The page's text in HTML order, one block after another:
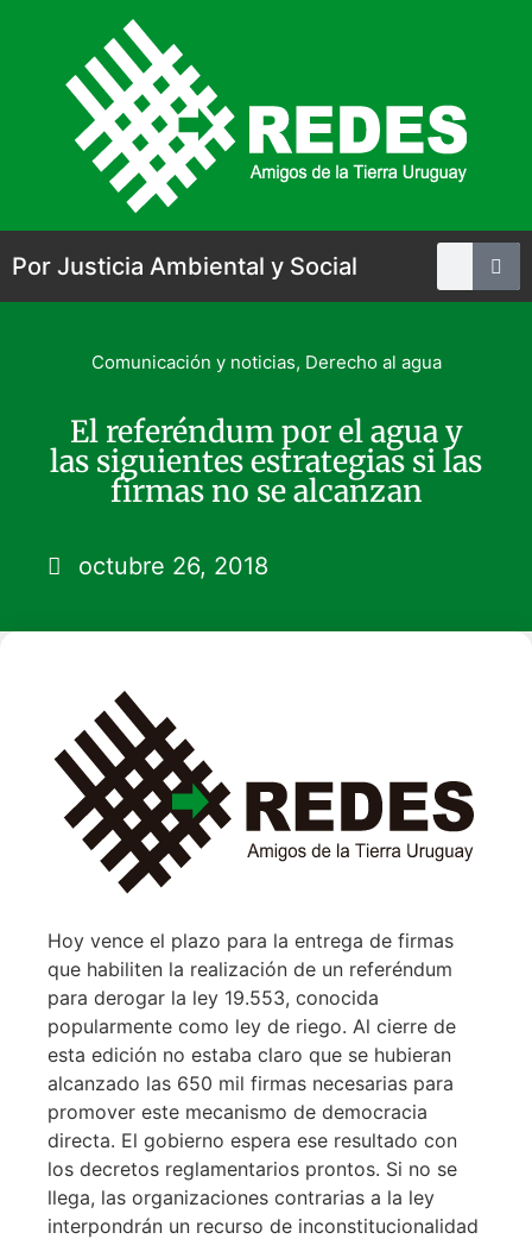
Por Justicia Ambiental y Social
Comunicación y noticias, Derecho al agua
El referéndum por el agua y
las siguientes estrategias si las
firmas no se alcanzan
octubre 26, 2018
Hoy vence el plazo para la entrega de firmas
que habiliten la realización de un referéndum
para derogar la ley 19.553, conocida
popularmente como ley de riego. Al cierre de
esta edición no estaba claro que se hubieran
alcanzado las 650 mil firmas necesarias para
promover este mecanismo de democracia
directa. El gobierno espera ese resultado con
los decretos reglamentarios prontos. Si no se
llega, las organizaciones contrarias a la ley
interpondrán un recurso de inconstitucionalidad